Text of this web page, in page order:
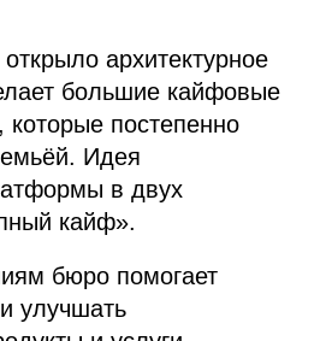
архитектурное
большие кайфовые
постепенно
Идея
в двух
кайф».
бюро помогает
улучшать